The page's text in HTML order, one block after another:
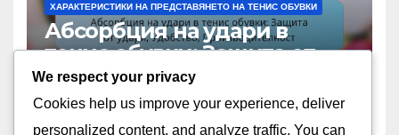
ХАРАКТЕРИСТИКИ НА ПРЕДСТАВЯНЕТО НА ТЕНИС ОБУВКИ
Абсорбция на удари в
тенис обувки: Защита от
удари, Удобство,
Производителност
16/02/2026 АДМИНИСТРАТОР
We respect your privacy
Cookies help us improve your experience, deliver
personalized content, and analyze traffic. You can